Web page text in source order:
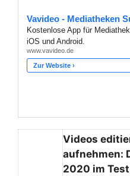
Videos
aufnehmen:
2020 im Test